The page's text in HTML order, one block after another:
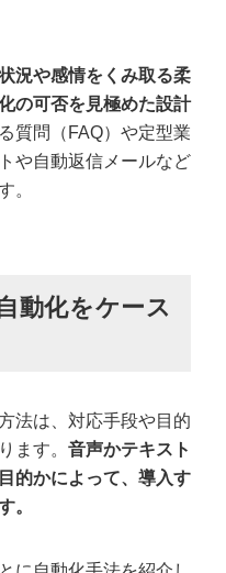
況や感情をくみ取る柔
の可否を見極めた設計
質問（FAQ）や定型業
や自動返信メールなど
。
動化をケース
法は、対応手段や目的
ます。 音声かテキスト
的かによって、導入す
。